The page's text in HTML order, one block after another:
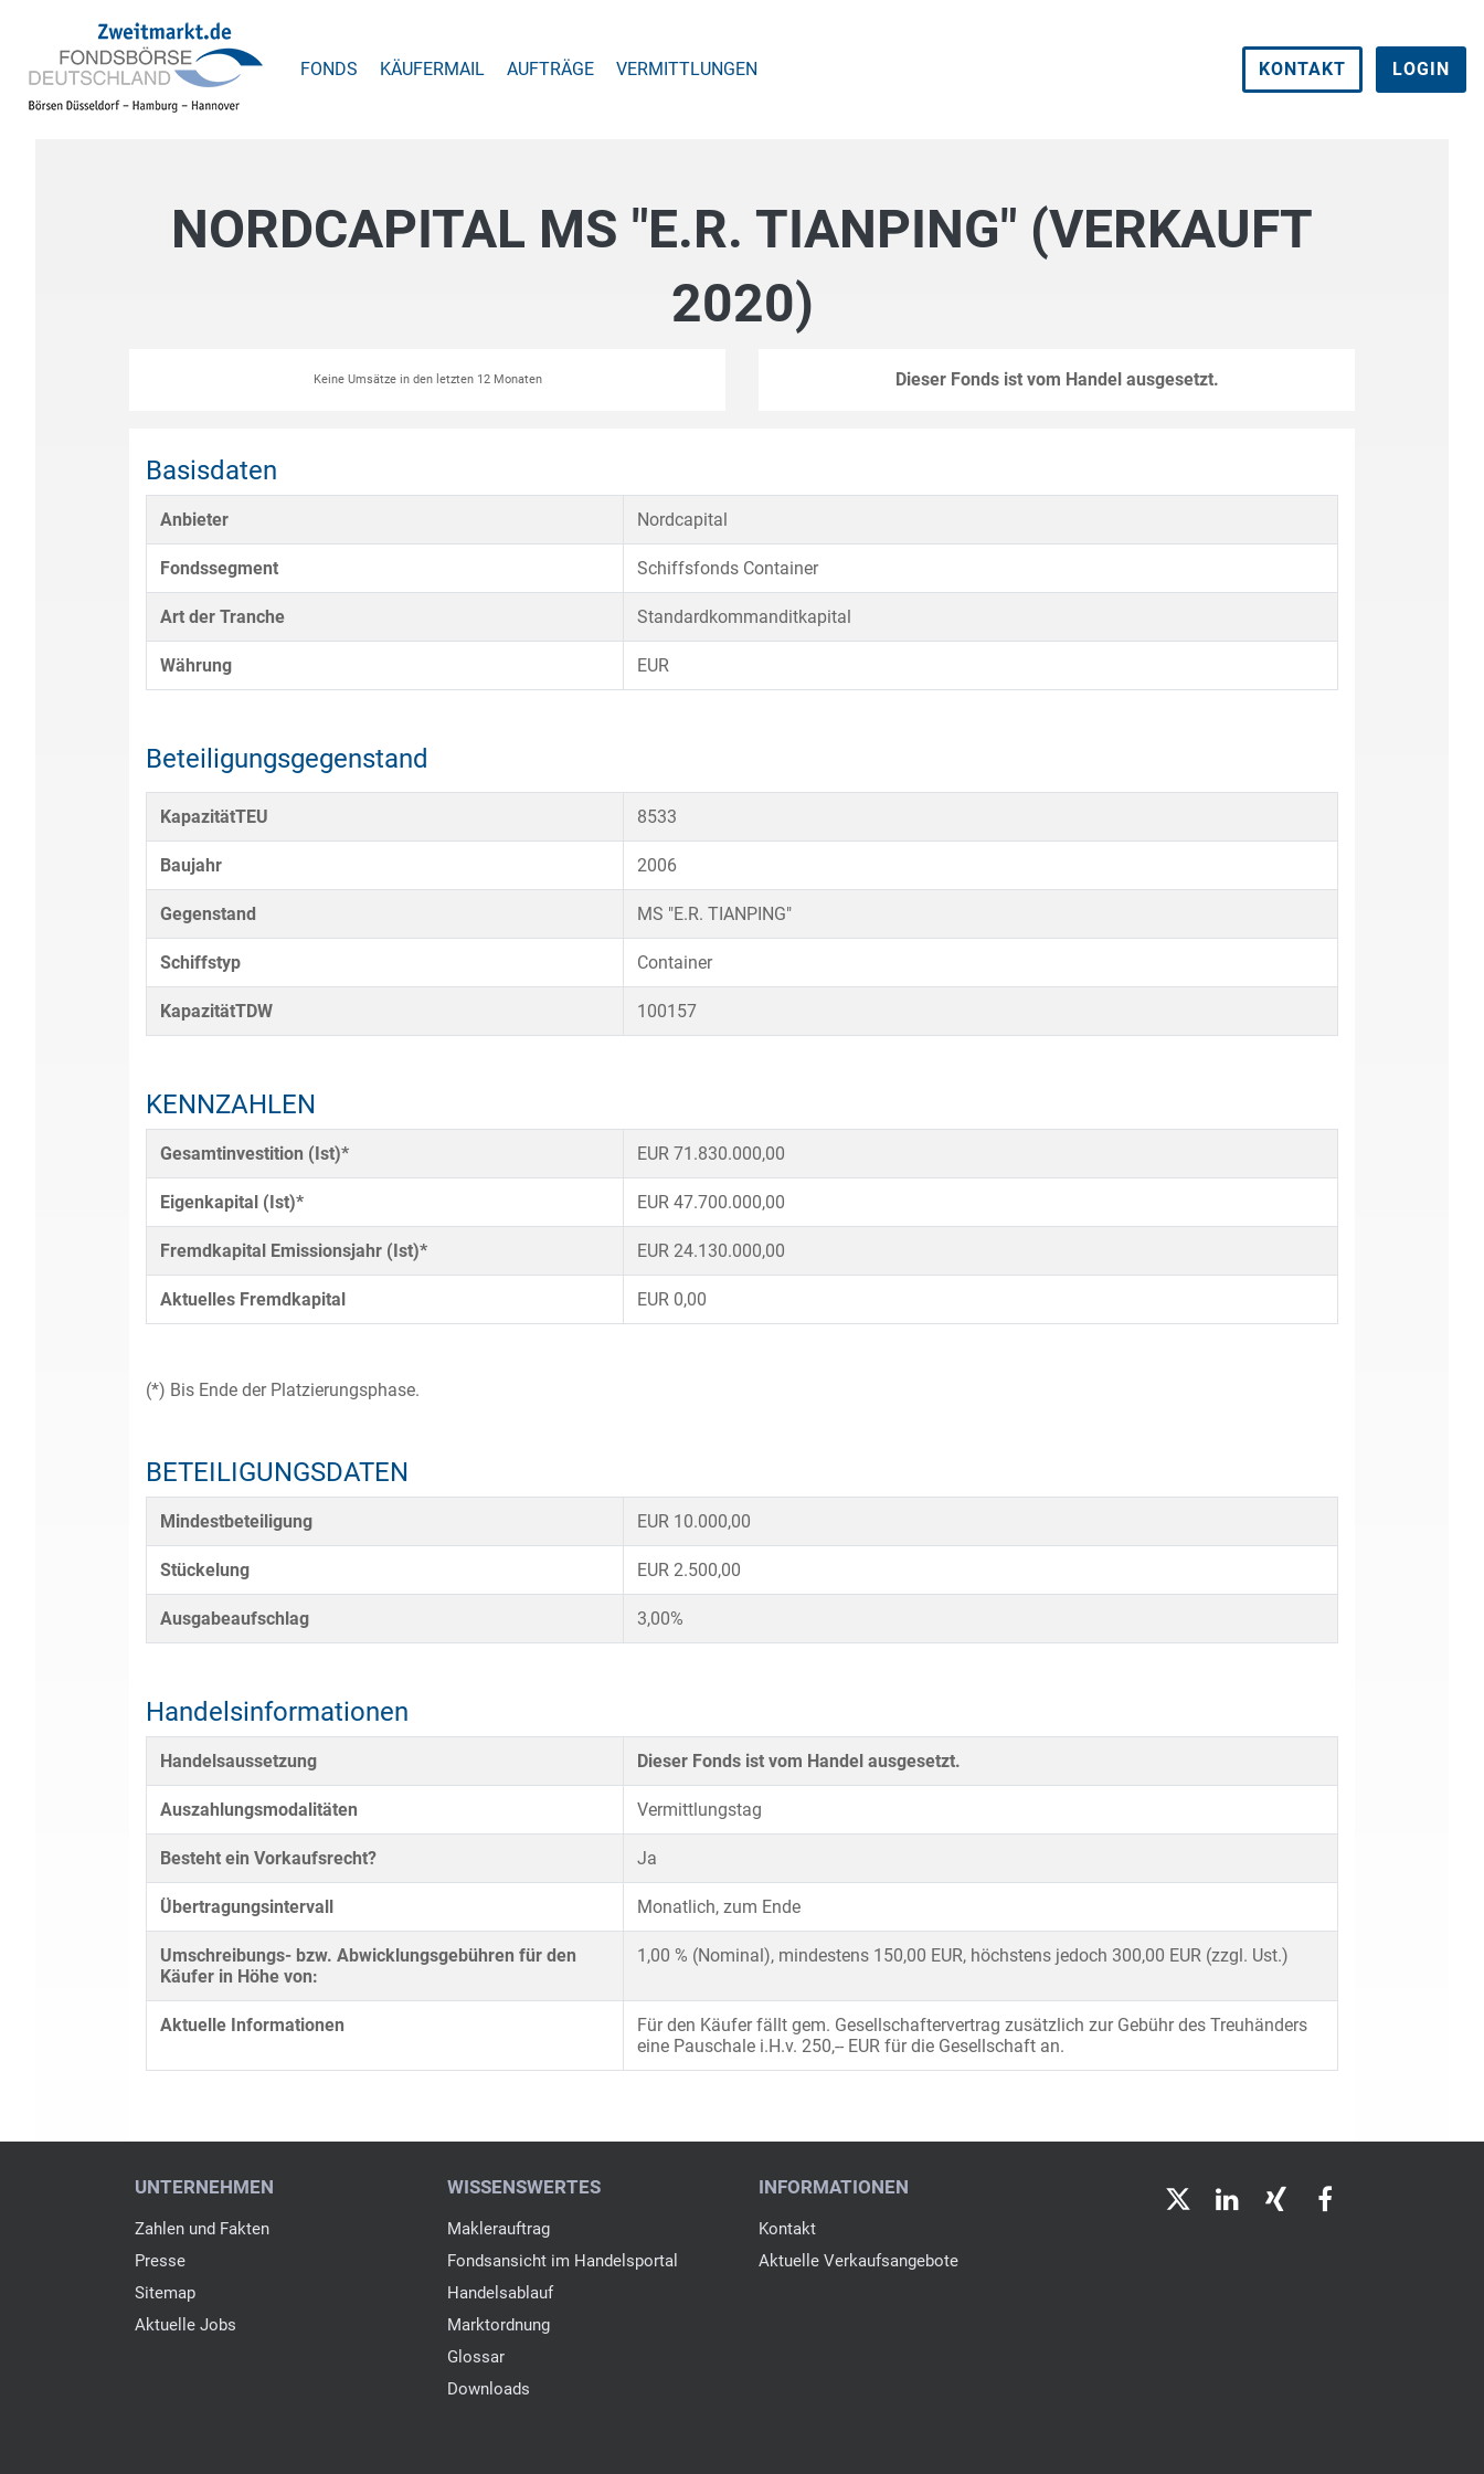
FONDS KÄUFERMAIL AUFTRÄGE VERMITTLUNGEN KONTAKT LOGIN
NORDCAPITAL MS "E.R. TIANPING" (VERKAUFT
2020)
Keine Umsätze in den letzten 12 Monaten Dieser Fonds ist vom Handel ausgesetzt.
Basisdaten
Anbieter Nordcapital
Fondssegment Schiffsfonds Container
Art der Tranche Standardkommanditkapital
Währung EUR
Beteiligungsgegenstand
KapazitätTEU 8533
Baujahr 2006
Gegenstand MS "E.R. TIANPING"
Schiffstyp Container
KapazitätTDW 100157
KENNZAHLEN
Gesamtinvestition (Ist)* EUR 71.830.000,00
Eigenkapital (Ist)* EUR 47.700.000,00
Fremdkapital Emissionsjahr (Ist)* EUR 24.130.000,00
Aktuelles Fremdkapital EUR 0,00
(*) Bis Ende der Platzierungsphase.
BETEILIGUNGSDATEN
Mindestbeteiligung EUR 10.000,00
Stückelung EUR 2.500,00
Ausgabeaufschlag 3,00%
Handelsinformationen
Handelsaussetzung Dieser Fonds ist vom Handel ausgesetzt.
Auszahlungsmodalitäten Vermittlungstag
Besteht ein Vorkaufsrecht? Ja
Übertragungsintervall Monatlich, zum Ende
Umschreibungs- bzw. Abwicklungsgebühren für den
Käufer in Höhe von:
1,00 % (Nominal), mindestens 150,00 EUR, höchstens jedoch 300,00 EUR (zzgl. Ust.)
Aktuelle Informationen
Für den Käufer fällt gem. Gesellschaftervertrag zusätzlich zur Gebühr des Treuhänders
eine Pauschale i.H.v. 250,-- EUR für die Gesellschaft an.